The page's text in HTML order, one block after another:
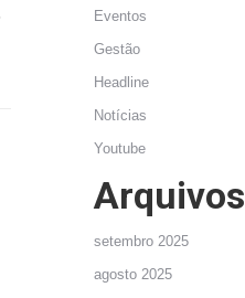
Eventos
Gestão
Headline
Notícias
Youtube
Arquivos
setembro 2025
agosto 2025